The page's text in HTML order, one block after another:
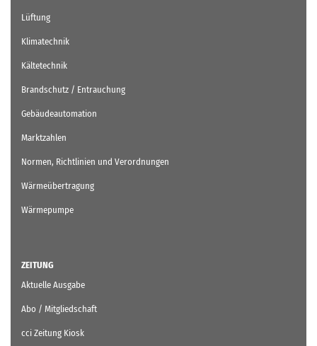
Lüftung
Klimatechnik
Kältetechnik
Brandschutz / Entrauchung
Gebäudeautomation
Marktzahlen
Normen, Richtlinien und Verordnungen
Wärmeübertragung
Wärmepumpe
ZEITUNG
Aktuelle Ausgabe
Abo / Mitgliedschaft
cci Zeitung Kiosk